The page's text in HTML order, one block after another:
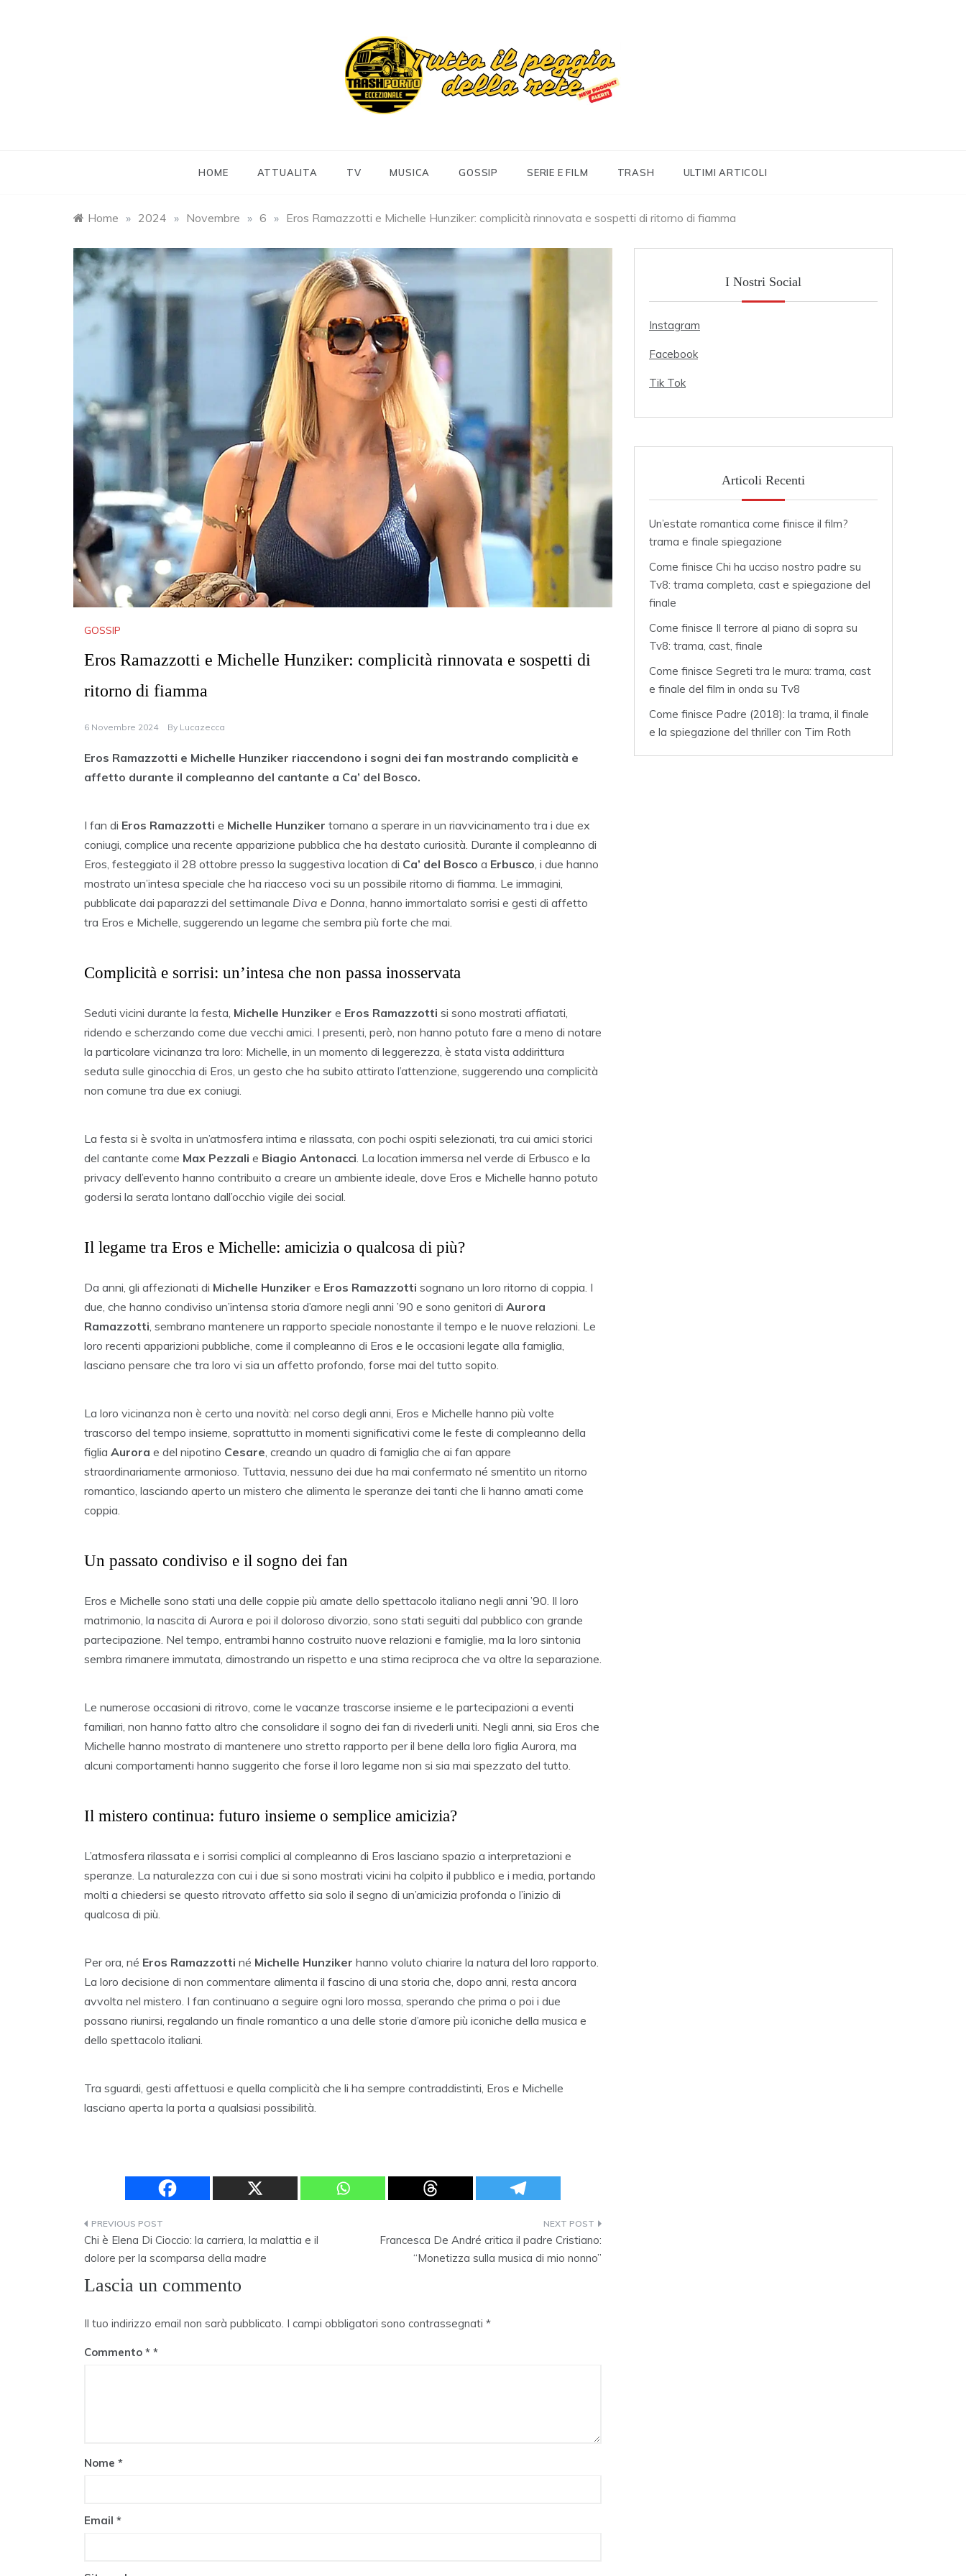
HOME ATTUALITA TV MUSICA GOSSIP SERIE E FILM TRASH ULTIMI ARTICOLI
Home » 2024 » Novembre » 6 » Eros Ramazzotti e Michelle Hunziker: complicità rinnovata e sospetti di ritorno di fiamma
GOSSIP
Eros Ramazzotti e Michelle Hunziker: complicità rinnovata e sospetti di
ritorno di fiamma
6 Novembre 2024 By Lucazecca
Eros Ramazzotti e Michelle Hunziker riaccendono i sogni dei fan mostrando complicità e
affetto durante il compleanno del cantante a Ca’ del Bosco.
I fan di Eros Ramazzotti e Michelle Hunziker tornano a sperare in un riavvicinamento tra i due ex
coniugi, complice una recente apparizione pubblica che ha destato curiosità. Durante il compleanno di
Eros, festeggiato il 28 ottobre presso la suggestiva location di Ca’ del Bosco a Erbusco , i due hanno
mostrato un’intesa speciale che ha riacceso voci su un possibile ritorno di fiamma. Le immagini,
pubblicate dai paparazzi del settimanale Diva e Donna , hanno immortalato sorrisi e gesti di affetto
tra Eros e Michelle, suggerendo un legame che sembra più forte che mai.
Complicità e sorrisi: un’intesa che non passa inosservata
Seduti vicini durante la festa, Michelle Hunziker e Eros Ramazzotti si sono mostrati affiatati,
ridendo e scherzando come due vecchi amici. I presenti, però, non hanno potuto fare a meno di notare
la particolare vicinanza tra loro: Michelle, in un momento di leggerezza, è stata vista addirittura
seduta sulle ginocchia di Eros, un gesto che ha subito attirato l’attenzione, suggerendo una complicità
non comune tra due ex coniugi.
La festa si è svolta in un’atmosfera intima e rilassata, con pochi ospiti selezionati, tra cui amici storici
del cantante come Max Pezzali e Biagio Antonacci . La location immersa nel verde di Erbusco e la
privacy dell’evento hanno contribuito a creare un ambiente ideale, dove Eros e Michelle hanno potuto
godersi la serata lontano dall’occhio vigile dei social.
Il legame tra Eros e Michelle: amicizia o qualcosa di più?
Da anni, gli affezionati di Michelle Hunziker e Eros Ramazzotti sognano un loro ritorno di coppia. I
due, che hanno condiviso un’intensa storia d’amore negli anni ’90 e sono genitori di Aurora
Ramazzotti , sembrano mantenere un rapporto speciale nonostante il tempo e le nuove relazioni. Le
loro recenti apparizioni pubbliche, come il compleanno di Eros e le occasioni legate alla famiglia,
lasciano pensare che tra loro vi sia un affetto profondo, forse mai del tutto sopito.
La loro vicinanza non è certo una novità: nel corso degli anni, Eros e Michelle hanno più volte
trascorso del tempo insieme, soprattutto in momenti significativi come le feste di compleanno della
figlia Aurora e del nipotino Cesare , creando un quadro di famiglia che ai fan appare
straordinariamente armonioso. Tuttavia, nessuno dei due ha mai confermato né smentito un ritorno
romantico, lasciando aperto un mistero che alimenta le speranze dei tanti che li hanno amati come
coppia.
Un passato condiviso e il sogno dei fan
Eros e Michelle sono stati una delle coppie più amate dello spettacolo italiano negli anni ’90. Il loro
matrimonio, la nascita di Aurora e poi il doloroso divorzio, sono stati seguiti dal pubblico con grande
partecipazione. Nel tempo, entrambi hanno costruito nuove relazioni e famiglie, ma la loro sintonia
sembra rimanere immutata, dimostrando un rispetto e una stima reciproca che va oltre la separazione.
Le numerose occasioni di ritrovo, come le vacanze trascorse insieme e le partecipazioni a eventi
familiari, non hanno fatto altro che consolidare il sogno dei fan di rivederli uniti. Negli anni, sia Eros che
Michelle hanno mostrato di mantenere uno stretto rapporto per il bene della loro figlia Aurora, ma
alcuni comportamenti hanno suggerito che forse il loro legame non si sia mai spezzato del tutto.
Il mistero continua: futuro insieme o semplice amicizia?
L’atmosfera rilassata e i sorrisi complici al compleanno di Eros lasciano spazio a interpretazioni e
speranze. La naturalezza con cui i due si sono mostrati vicini ha colpito il pubblico e i media, portando
molti a chiedersi se questo ritrovato affetto sia solo il segno di un’amicizia profonda o l’inizio di
qualcosa di più.
Per ora, né Eros Ramazzotti né Michelle Hunziker hanno voluto chiarire la natura del loro rapporto.
La loro decisione di non commentare alimenta il fascino di una storia che, dopo anni, resta ancora
avvolta nel mistero. I fan continuano a seguire ogni loro mossa, sperando che prima o poi i due
possano riunirsi, regalando un finale romantico a una delle storie d’amore più iconiche della musica e
dello spettacolo italiani.
Tra sguardi, gesti affettuosi e quella complicità che li ha sempre contraddistinti, Eros e Michelle
lasciano aperta la porta a qualsiasi possibilità.
Navigazione
articoli
Chi è Elena Di Cioccio: la carriera, la malattia e il
dolore per la scomparsa della madre
Francesca De André critica il padre Cristiano:
“Monetizza sulla musica di mio nonno”
Lascia un commento
Il tuo indirizzo email non sarà pubblicato. I campi obbligatori sono contrassegnati *
Commento *
Nome *
Email *
I Nostri Social
Instagram
Facebook
Tik Tok
Articoli Recenti
Un’estate romantica come finisce il film?
trama e finale spiegazione
Come finisce Chi ha ucciso nostro padre su
Tv8: trama completa, cast e spiegazione del
finale
Come finisce Il terrore al piano di sopra su
Tv8: trama, cast, finale
Come finisce Segreti tra le mura: trama, cast
e finale del film in onda su Tv8
Come finisce Padre (2018): la trama, il finale
e la spiegazione del thriller con Tim Roth